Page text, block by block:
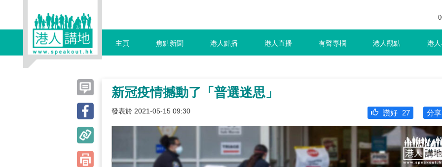
主頁 焦點新聞 港人點播 港人直播 有聲專欄 港人觀點 港
新冠疫情撼動了「普選迷思」
發表於 2021-05-15 09:30 分享
讚好 27